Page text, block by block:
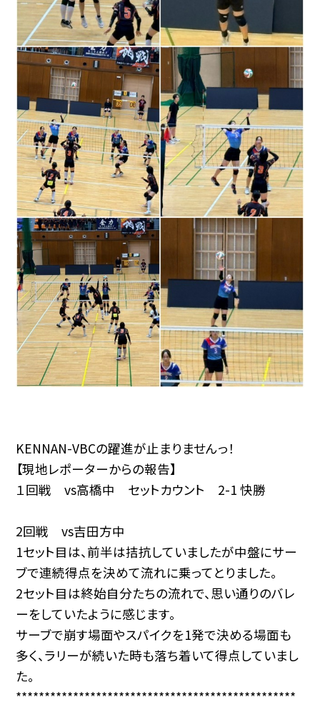
KENNAN-VBCの躍進が止まりませんっ！
【現地レポーターからの報告】
１回戦 vs高橋中 セットカウント 2-1 快勝
2回戦 vs吉田方中
1セット目は、前半は拮抗していましたが中盤にサー
ブで連続得点を決めて流れに乗ってとりました。
2セット目は終始自分たちの流れで、思い通りのバレ
ーをしていたように感じます。
サーブで崩す場面やスパイクを1発で決める場面も
多く、ラリーが続いた時も落ち着いて得点していまし
た。
*************************************************